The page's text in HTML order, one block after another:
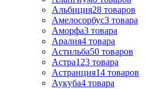
Альбиция28 товаров
Амелосорбус3 товара
Аморфа3 товара
Аралия4 товара
Астильба50 товаров
Астра123 товара
Астранция14 товаров
Аукуба4 товара